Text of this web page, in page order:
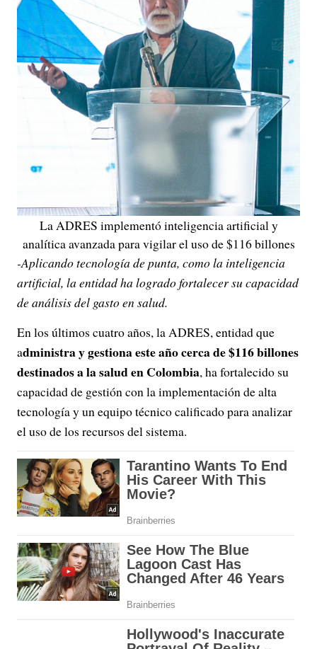
La ADRES implementó inteligencia artificial y
analítica avanzada para vigilar el uso de $116 billones
-Aplicando tecnología de punta, como la inteligencia
artificial, la entidad ha logrado fortalecer su capacidad
de análisis del gasto en salud.
En los últimos cuatro años, la ADRES, entidad que
administra y gestiona este año cerca de $116 billones
destinados a la salud en Colombia, ha fortalecido su
capacidad de gestión con la implementación de alta
tecnología y un equipo técnico calificado para analizar
el uso de los recursos del sistema.